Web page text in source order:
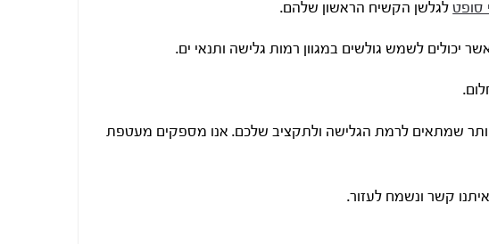
סופטלגלשן הקשיח הראשון שלהם.
יכולים לשמש גולשים במגוון רמות גלישה ותנאי ים.
ביותר שמתאים לרמת הגלישה ולתקציב שלכם. אנו מספקים מעטפת
קשר ונשמח לעזור.